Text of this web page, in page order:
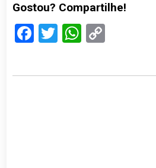
Gostou? Compartilhe!
Facebook
TwitterWhatsApp